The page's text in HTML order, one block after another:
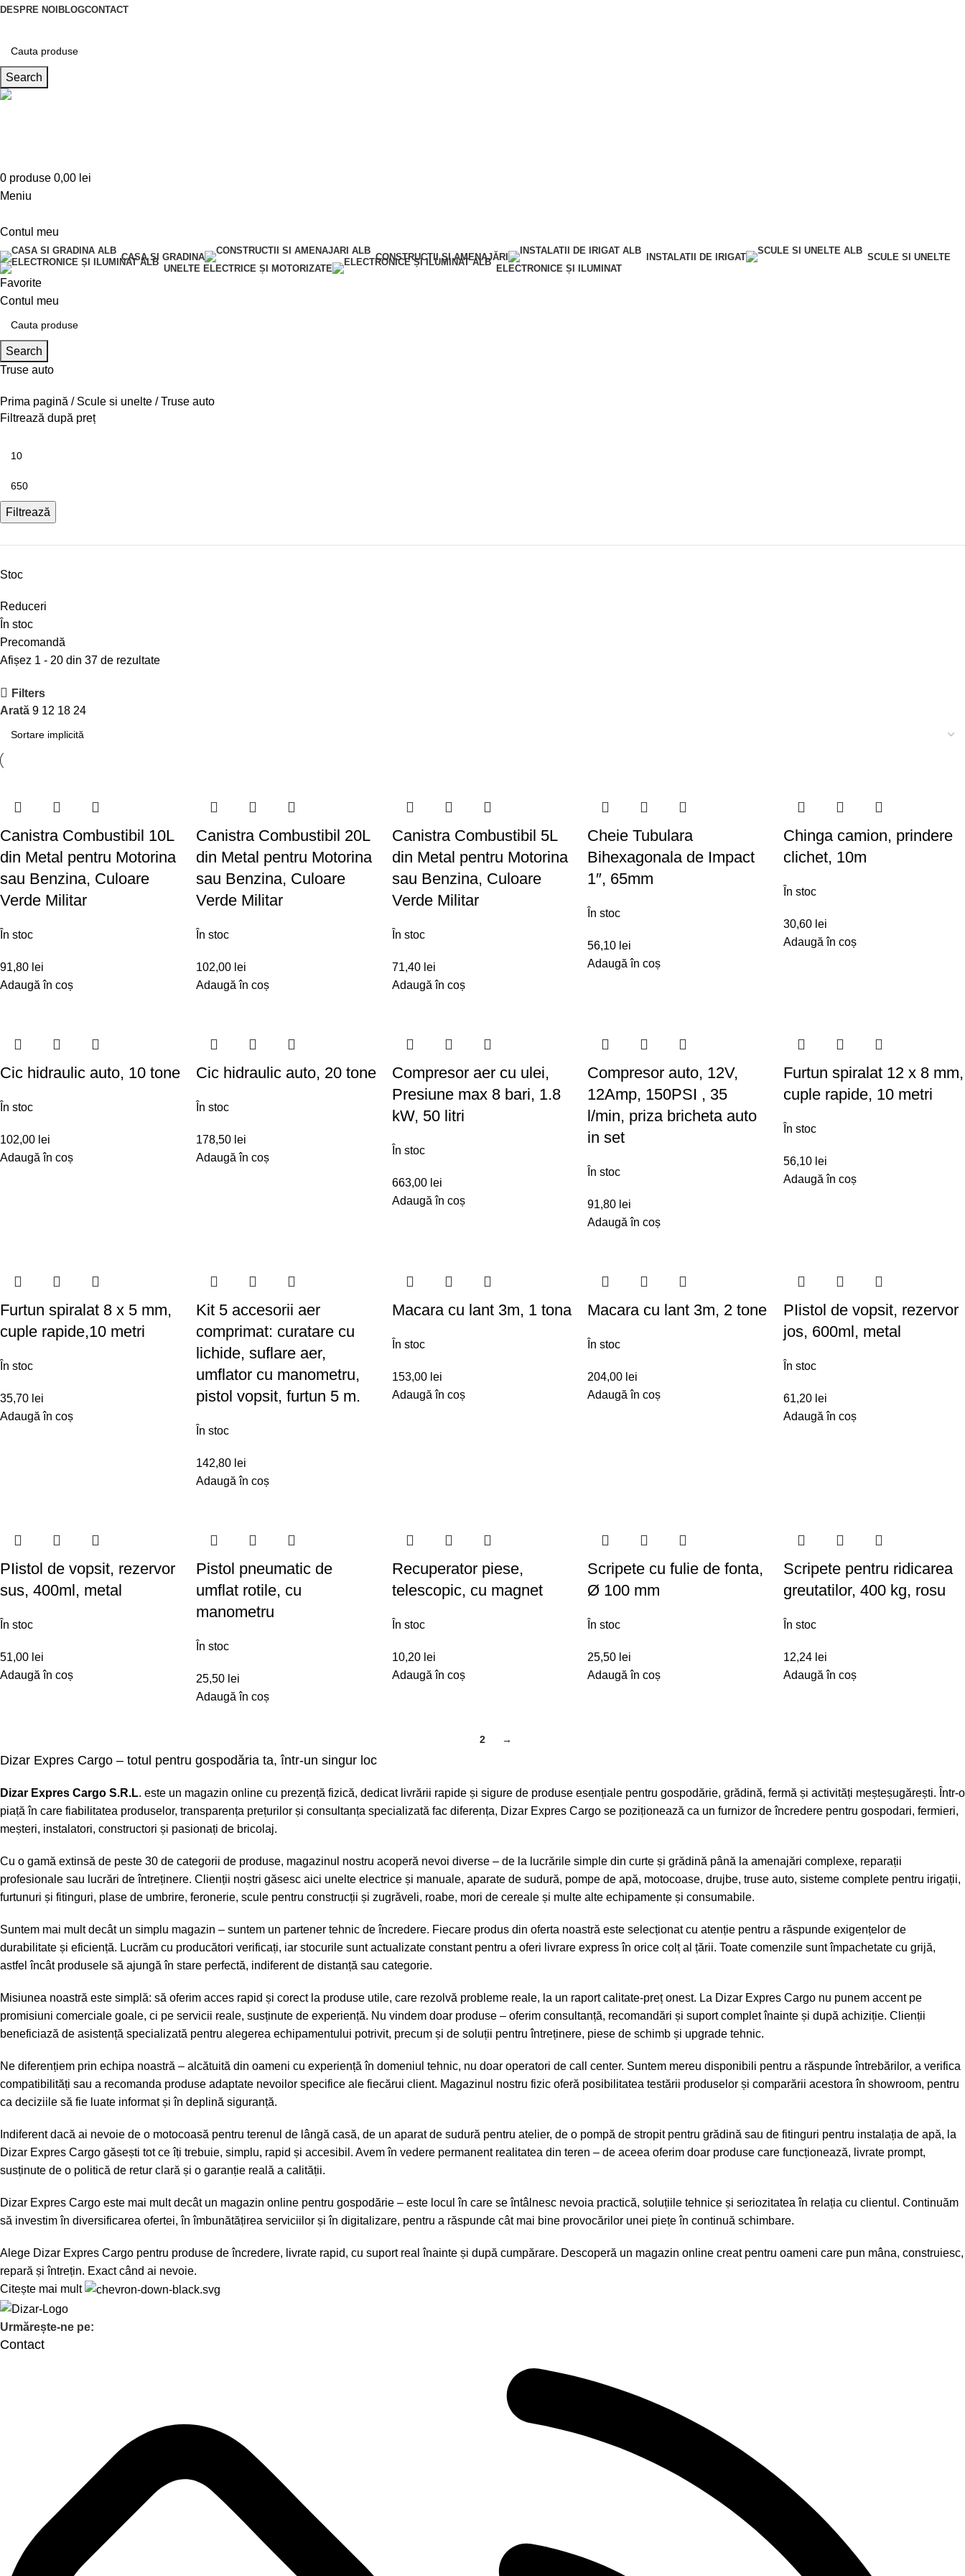
DESPRE NOI BLOGCONTACT
Search
0 produse 0,00 lei
Meniu
Contul meu
CASA SI GRADINA CONSTRUCȚII ȘI AMENAJĂRI INSTALATII DE IRIGAT
SCULE SI UNELTE
UNELTE ELECTRICE ȘI MOTORIZATE
ELECTRONICE ȘI ILUMINAT
Favorite
Contul meu
Search
Truse auto
Prima pagină Scule si unelte
Truse auto
Filtrează după preț
Filtrează
Stoc
Reduceri
În stoc
Precomandă
Afișez 1 - 20 din 37 de rezultate
Filters
Arată 9 12 18 24
Canistra Combustibil 10L
din Metal pentru Motorina
sau Benzina, Culoare
Verde Militar
În stoc
91,80 lei
Adaugă în coș
Canistra Combustibil 20L
din Metal pentru Motorina
sau Benzina, Culoare
Verde Militar
În stoc
102,00 lei
Adaugă în coș
Canistra Combustibil 5L
din Metal pentru Motorina
sau Benzina, Culoare
Verde Militar
În stoc
71,40 lei
Adaugă în coș
Cheie Tubulara
Bihexagonala de Impact
1″, 65mm
În stoc
56,10 lei
Adaugă în coș
Chinga camion, prindere
clichet, 10m
În stoc
30,60 lei
Adaugă în coș
Cic hidraulic auto, 10 tone
În stoc
102,00 lei
Adaugă în coș
Cic hidraulic auto, 20 tone
În stoc
178,50 lei
Adaugă în coș
Compresor aer cu ulei,
Presiune max 8 bari, 1.8
kW, 50 litri
În stoc
663,00 lei
Adaugă în coș
Compresor auto, 12V,
12Amp, 150PSI , 35
l/min, priza bricheta auto
in set
În stoc
91,80 lei
Adaugă în coș
Furtun spiralat 12 x 8 mm,
cuple rapide, 10 metri
În stoc
56,10 lei
Adaugă în coș
Furtun spiralat 8 x 5 mm,
cuple rapide,10 metri
În stoc
35,70 lei
Adaugă în coș
Kit 5 accesorii aer
comprimat: curatare cu
lichide, suflare aer,
umflator cu manometru,
pistol vopsit, furtun 5 m.
În stoc
142,80 lei
Adaugă în coș
Macara cu lant 3m, 1 tona
În stoc
153,00 lei
Adaugă în coș
Macara cu lant 3m, 2 tone
În stoc
204,00 lei
Adaugă în coș
PIistol de vopsit, rezervor
jos, 600ml, metal
În stoc
61,20 lei
Adaugă în coș
PIistol de vopsit, rezervor
sus, 400ml, metal
În stoc
51,00 lei
Adaugă în coș
Pistol pneumatic de
umflat rotile, cu
manometru
În stoc
25,50 lei
Adaugă în coș
Recuperator piese,
telescopic, cu magnet
În stoc
10,20 lei
Adaugă în coș
Scripete cu fulie de fonta,
Ø 100 mm
În stoc
25,50 lei
Adaugă în coș
Scripete pentru ridicarea
greutatilor, 400 kg, rosu
În stoc
12,24 lei
Adaugă în coș
2 →
Dizar Expres Cargo – totul pentru gospodăria ta, într-un singur loc
Dizar Expres Cargo S.R.L. este un magazin online cu prezență fizică, dedicat livrării rapide și sigure de produse esențiale pentru gospodărie, grădină, fermă și activități meșteșugărești. Într-o
piață în care fiabilitatea produselor, transparența prețurilor și consultanța specializată fac diferența, Dizar Expres Cargo se poziționează ca un furnizor de încredere pentru gospodari, fermieri,
meșteri, instalatori, constructori și pasionați de bricolaj.
Cu o gamă extinsă de peste 30 de categorii de produse, magazinul nostru acoperă nevoi diverse – de la lucrările simple din curte și grădină până la amenajări complexe, reparații
profesionale sau lucrări de întreținere. Clienții noștri găsesc aici unelte electrice și manuale, aparate de sudură, pompe de apă, motocoase, drujbe, truse auto, sisteme complete pentru irigații,
furtunuri și fitinguri, plase de umbrire, feronerie, scule pentru construcții și zugrăveli, roabe, mori de cereale și multe alte echipamente și consumabile.
Suntem mai mult decât un simplu magazin – suntem un partener tehnic de încredere. Fiecare produs din oferta noastră este selecționat cu atenție pentru a răspunde exigențelor de
durabilitate și eficiență. Lucrăm cu producători verificați, iar stocurile sunt actualizate constant pentru a oferi livrare express în orice colț al țării. Toate comenzile sunt împachetate cu grijă,
astfel încât produsele să ajungă în stare perfectă, indiferent de distanță sau categorie.
Misiunea noastră este simplă: să oferim acces rapid și corect la produse utile, care rezolvă probleme reale, la un raport calitate-preț onest. La Dizar Expres Cargo nu punem accent pe
promisiuni comerciale goale, ci pe servicii reale, susținute de experiență. Nu vindem doar produse – oferim consultanță, recomandări și suport complet înainte și după achiziție. Clienții
beneficiază de asistență specializată pentru alegerea echipamentului potrivit, precum și de soluții pentru întreținere, piese de schimb și upgrade tehnic.
Ne diferențiem prin echipa noastră – alcătuită din oameni cu experiență în domeniul tehnic, nu doar operatori de call center. Suntem mereu disponibili pentru a răspunde întrebărilor, a verifica
compatibilități sau a recomanda produse adaptate nevoilor specifice ale fiecărui client. Magazinul nostru fizic oferă posibilitatea testării produselor și comparării acestora în showroom, pentru
ca deciziile să fie luate informat și în deplină siguranță.
Indiferent dacă ai nevoie de o motocoasă pentru terenul de lângă casă, de un aparat de sudură pentru atelier, de o pompă de stropit pentru grădină sau de fitinguri pentru instalația de apă, la
Dizar Expres Cargo găsești tot ce îți trebuie, simplu, rapid și accesibil. Avem în vedere permanent realitatea din teren – de aceea oferim doar produse care funcționează, livrate prompt,
susținute de o politică de retur clară și o garanție reală a calității.
Dizar Expres Cargo este mai mult decât un magazin online pentru gospodărie – este locul în care se întâlnesc nevoia practică, soluțiile tehnice și seriozitatea în relația cu clientul. Continuăm
să investim în diversificarea ofertei, în îmbunătățirea serviciilor și în digitalizare, pentru a răspunde cât mai bine provocărilor unei piețe în continuă schimbare.
Alege Dizar Expres Cargo pentru produse de încredere, livrate rapid, cu suport real înainte și după cumpărare. Descoperă un magazin online creat pentru oameni care pun mâna, construiesc,
repară și întrețin. Exact când ai nevoie.
Citește mai mult
Urmărește-ne pe:
Contact